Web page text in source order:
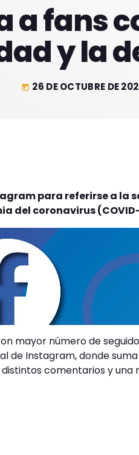
a fans
y la
today 26 DE OCTUBRE DE
para referirse a la
del coronavirus
mayor número de
de Instagram, donde
comentarios y una